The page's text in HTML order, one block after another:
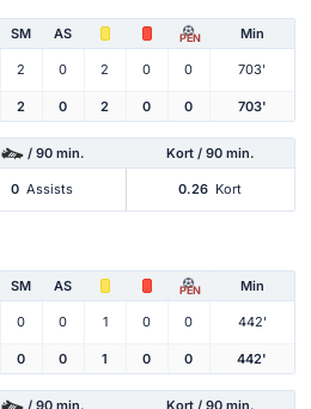
SM AS PEN Min
2 0 2 0 0 703'
2 0 2 0 0 703'
/ 90 min. Kort / 90 min.
0 Assists 0.26 Kort
SM AS PEN Min
0 0 1 0 0 442'
0 0 1 0 0 442'
/ 90 min. Kort / 90 min.